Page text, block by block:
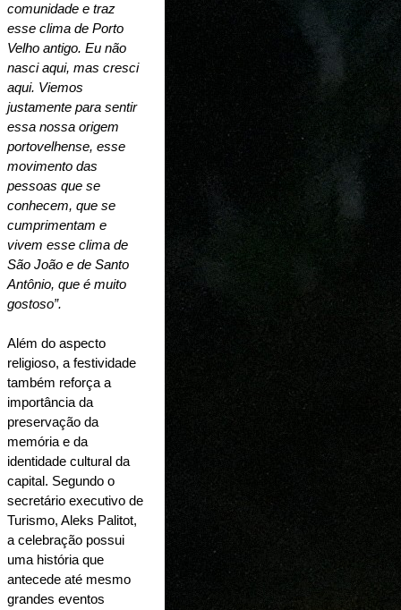
comunidade e traz
esse clima de Porto
Velho antigo. Eu não
nasci aqui, mas cresci
aqui. Viemos
justamente para sentir
essa nossa origem
portovelhense, esse
movimento das
pessoas que se
conhecem, que se
cumprimentam e
vivem esse clima de
São João e de Santo
Antônio, que é muito
gostoso”.
Além do aspecto
religioso, a festividade
também reforça a
importância da
preservação da
memória e da
identidade cultural da
capital. Segundo o
secretário executivo de
Turismo, Aleks Palitot,
a celebração possui
uma história que
antecede até mesmo
grandes eventos